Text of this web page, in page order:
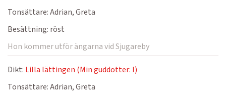
Tonsättare:Adrian, Greta
Besättning: röst
Hon kommer utför ängarna vid Sjugareby
Dikt: Lilla lättingen (Min guddotter: I)
Tonsättare:Adrian, Greta